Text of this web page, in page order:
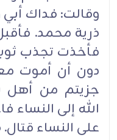
وقالت: فداك أبي
ذرية محمد.
فأخذت تجذب
دون أن أموت
جزيتم من أهل
الله إلى
على النساء